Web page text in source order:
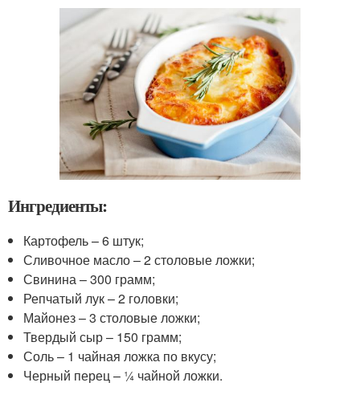
Ингредиенты:
Картофель – 6 штук;
Сливочное масло – 2 столовые ложки;
Свинина – 300 грамм;
Репчатый лук – 2 головки;
Майонез – 3 столовые ложки;
Твердый сыр – 150 грамм;
Соль – 1 чайная ложка по вкусу;
Черный перец – ¼ чайной ложки.